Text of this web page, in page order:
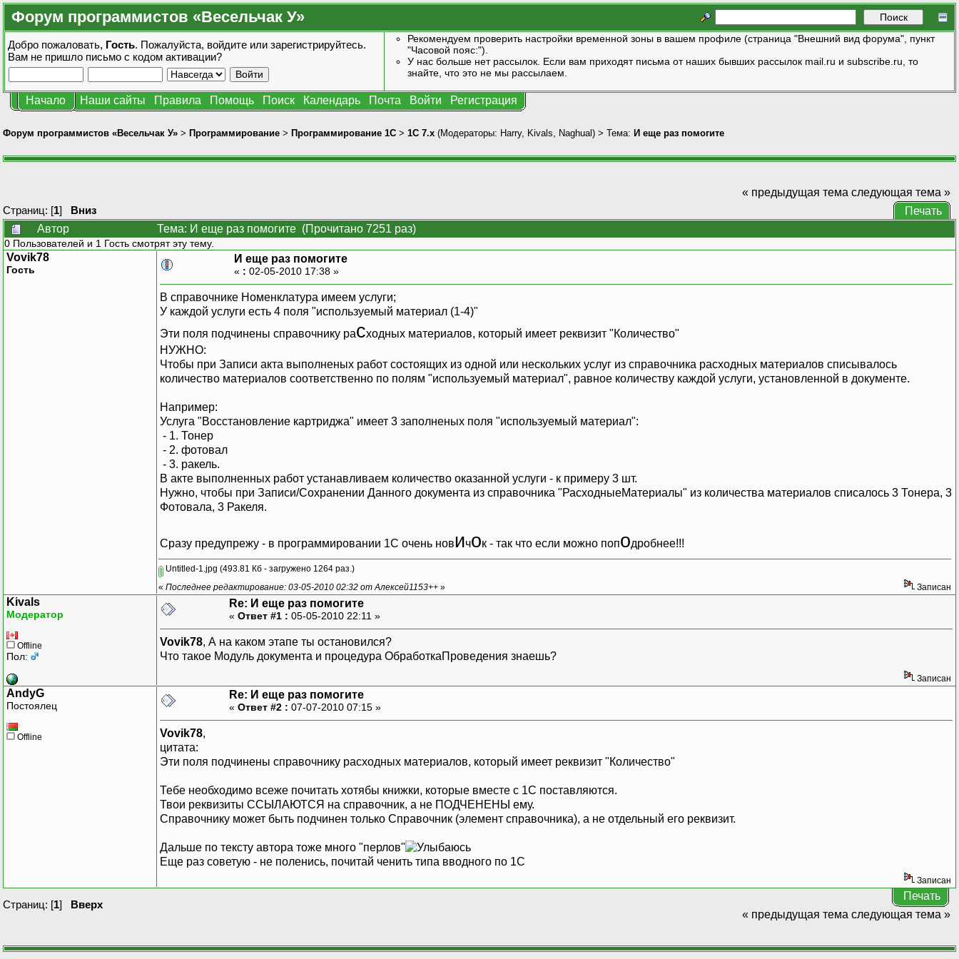
Форум программистов «Весельчак У»
Добро пожаловать, Гость. Пожалуйста, войдите или зарегистрируйтесь.
Вам не пришло письмо с кодом активации?
Рекомендуем проверить настройки временной зоны в вашем профиле (страница "Внешний вид форума", пункт
"Часовой пояс:").
У нас больше нет рассылок. Если вам приходят письма от наших бывших рассылок mail.ru и subscribe.ru, то
знайте, что это не мы рассылаем.
Начало Наши сайты Правила Помощь Поиск Календарь Почта Войти Регистрация
Форум программистов «Весельчак У» > Программирование > Программирование 1С > 1С 7.x (Модераторы: Harry, Kivals Naghual) > Тема: И еще раз помогите
Страниц: [1] Вниз
« предыдущая тема следующая тема »
Печать
Автор
Тема: И еще раз помогите (Прочитано 7251 раз)
0 Пользователей и 1 Гость смотрят эту тему.
Vovik78
Гость
И еще раз помогите
« : 02-05-2010 17:38 »
В справочнике Номенклатура имеем услуги;
У каждой услуги есть 4 поля "используемый материал (1-4)"
Эти поля подчинены справочнику расходных материалов, который имеет реквизит "Количество"
НУЖНО:
Чтобы при Записи акта выполненых работ состоящих из одной или нескольких услуг из справочника расходных материалов списывалось
количество материалов соответственно по полям "используемый материал", равное количеству каждой услуги, установленной в документе.
Например:
Услуга "Восстановление картриджа" имеет 3 заполненых поля "используемый материал":
- 1. Тонер
- 2. фотовал
- 3. ракель.
В акте выполненных работ устанавливаем количество оказанной услуги - к примеру 3 шт.
Нужно, чтобы при Записи/Сохранении Данного документа из справочника "РасходныеМатериалы" из количества материалов списалось 3 Тонера, 3
Фотовала, 3 Ракеля.
Сразу предупрежу - в программировании 1С очень новичок - так что если можно поподробнее!!!
Untitled-1.jpg (493.81 Кб - загружено 1264 раз.)
« Последнее редактирование: 03-05-2010 02:32 от Алексей1153++ » Записан
Kivals
Модератор
Offline
Пол:
Re: И еще раз помогите
« Ответ #1 : 05-05-2010 22:11 »
Vovik78, А на каком этапе ты остановился?
Что такое Модуль документа и процедура ОбработкаПроведения знаешь?
Записан
AndyG
Постоялец
Offline
Re: И еще раз помогите
« Ответ #2 : 07-07-2010 07:15 »
Vovik78,
цитата:
Эти поля подчинены справочнику расходных материалов, который имеет реквизит "Количество"
Тебе необходимо всеже почитать хотябы книжки, которые вместе с 1С поставляются.
Твои реквизиты ССЫЛАЮТСЯ на справочник, а не ПОДЧЕНЕНЫ ему.
Справочнику может быть подчинен только Справочник (элемент справочника), а не отдельный его реквизит.
Дальше по тексту автора тоже много "перлов"
Еще раз советую - не поленись, почитай ченить типа вводного по 1С
Записан
Страниц: [1] Вверх
Печать
« предыдущая тема следующая тема »